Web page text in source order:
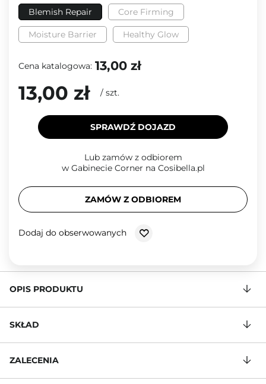
Blemish Repair
Core Firming
Moisture Barrier Healthy Glow
Cena katalogowa: 13,00 zł
13,00 zł / szt.
SPRAWDŹ DOJAZD
Lub zamów z odbiorem
w Gabinecie Corner na Cosibella.pl
ZAMÓW Z ODBIOREM
Dodaj do obserwowanych
OPIS PRODUKTU
SKŁAD
ZALECENIA